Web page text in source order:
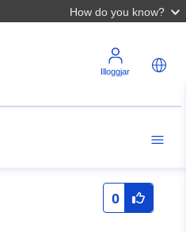
How do you know?
Illoggjar
0